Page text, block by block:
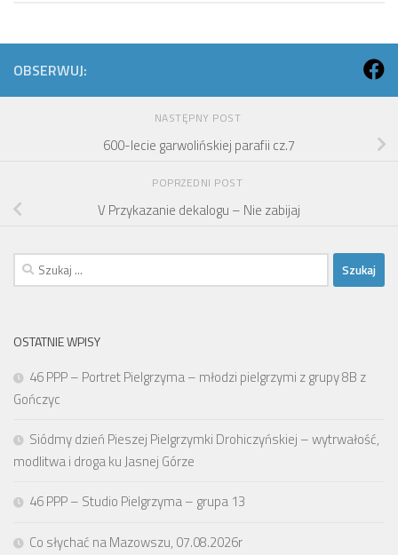
OBSERWUJ:
NASTĘPNY POST
600-lecie garwolińskiej parafii cz.7
POPRZEDNI POST
V Przykazanie dekalogu – Nie zabijaj
Szukaj:
OSTATNIE WPISY
46 PPP – Portret Pielgrzyma – młodzi pielgrzymi z grupy 8B z
Gończyc
Siódmy dzień Pieszej Pielgrzymki Drohiczyńskiej – wytrwałość,
modlitwa i droga ku Jasnej Górze
46 PPP – Studio Pielgrzyma – grupa 13
Co słychać na Mazowszu, 07.08.2026r